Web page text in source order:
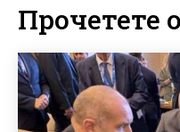
Прочетете